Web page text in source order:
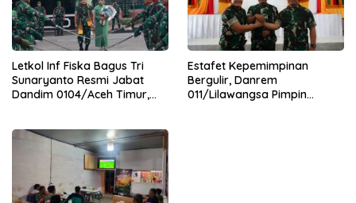
Letkol Inf Fiska Bagus Tri
Sunaryanto Resmi Jabat
Dandim 0104/Aceh Timur,
0104/Atim
Estafet Kepemimpinan
Bergulir, Danrem
011/Lilawangsa Pimpin